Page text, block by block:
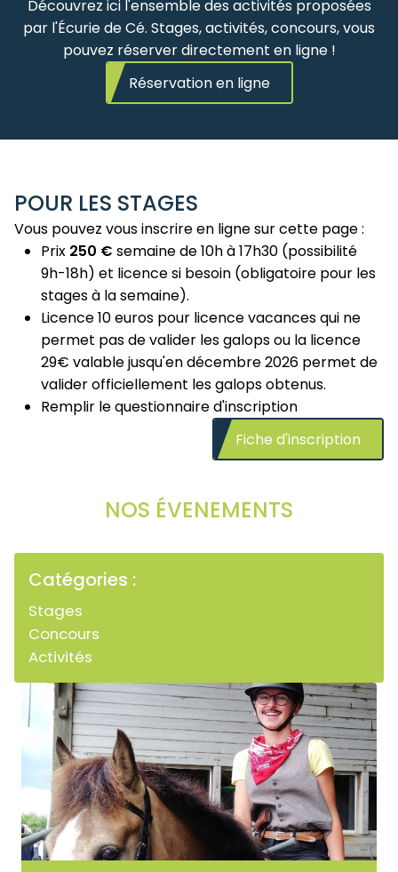
Découvrez ici l'ensemble des activités proposées
par l'Écurie de Cé. Stages, activités, concours, vous
pouvez réserver directement en ligne !
Réservation en ligne
POUR LES STAGES
Vous pouvez vous inscrire en ligne sur cette page :
Prix 250 € semaine de 10h à 17h30 (possibilité
9h-18h) et licence si besoin (obligatoire pour les
stages à la semaine).
Licence 10 euros pour licence vacances qui ne
permet pas de valider les galops ou la licence
29€ valable jusqu'en décembre 2026 permet de
valider officiellement les galops obtenus.
Remplir le questionnaire d'inscription
Fiche d'inscription
NOS ÉVENEMENTS
Catégories :
Stages
Concours
Activités